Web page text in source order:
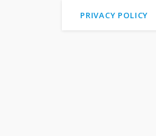
PRIVACY POLICY